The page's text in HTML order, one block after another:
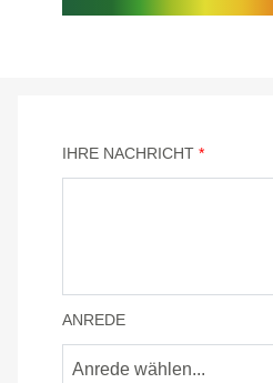
IHRE NACHRICHT *
ANREDE
Anrede wählen...